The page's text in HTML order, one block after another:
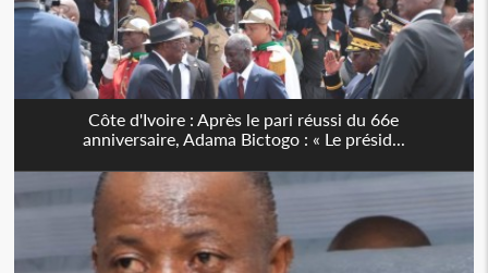
Côte d'Ivoire : Après le pari réussi du 66e
anniversaire, Adama Bictogo : « Le présid...